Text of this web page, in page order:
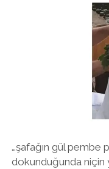
…şafağın gül pembe
dokunduğunda niçin